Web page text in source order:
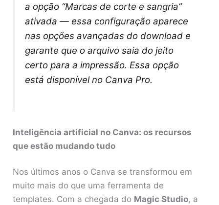
a opção “Marcas de corte e sangria”
ativada — essa configuração aparece
nas opções avançadas do download e
garante que o arquivo saia do jeito
certo para a impressão. Essa opção
está disponível no Canva Pro.
Inteligência artificial no Canva: os recursos
que estão mudando tudo
Nos últimos anos o Canva se transformou em
muito mais do que uma ferramenta de
templates. Com a chegada do Magic Studio, a